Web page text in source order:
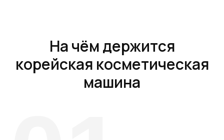
На чём держится
корейская косметическая
машина